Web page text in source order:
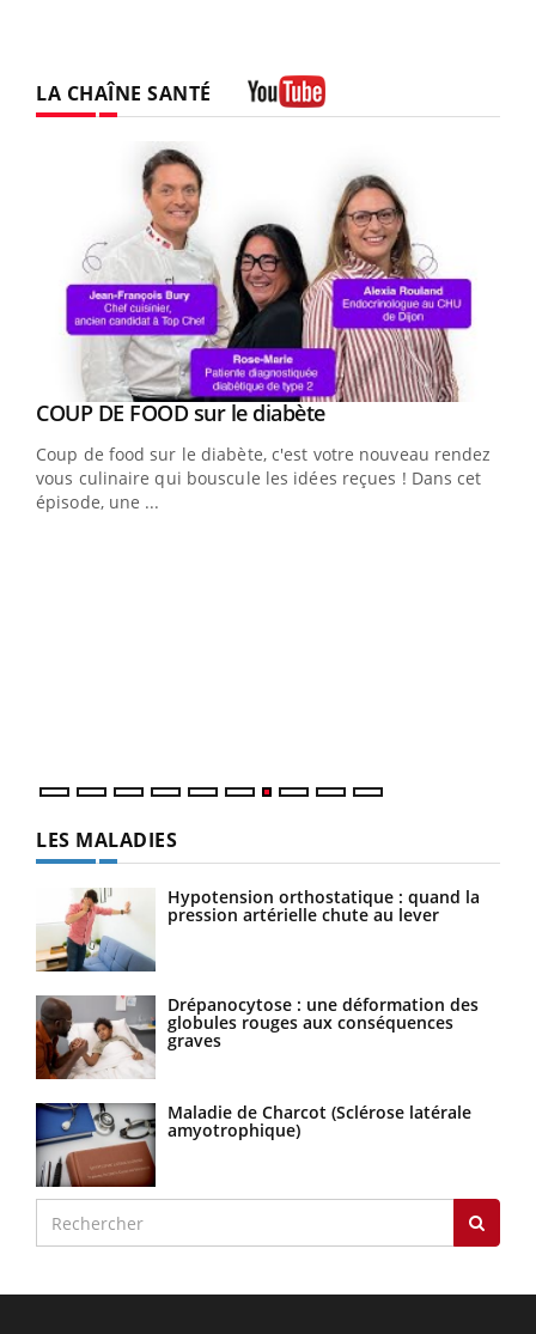
LA CHAÎNE SANTÉ
Youtube
COUP DE FOOD sur le diabèteYoutube
Coup de food sur le diabète, c'est votre nouveau rendez-
vous culinaire qui bouscule les idées reçues ! Dans cet
épisode, une ...
Youtube
Quand l’entreprise mise sur le bien être global
"Les rendez-vous de la santé et de la qualité de vie au
travail" de Pourquoi Docteur reçoivent Régis Blugeon,
DRH et directeur ...
LES MALADIES
Hypotension orthostatique : quand la
pression artérielle chute au lever
Drépanocytose : une déformation des
globules rouges aux conséquences
graves
Maladie de Charcot (Sclérose latérale
amyotrophique)